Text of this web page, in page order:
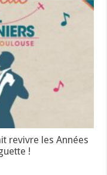
revivre les Années
!